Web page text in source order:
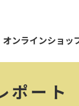
オンラインショッ
ポート